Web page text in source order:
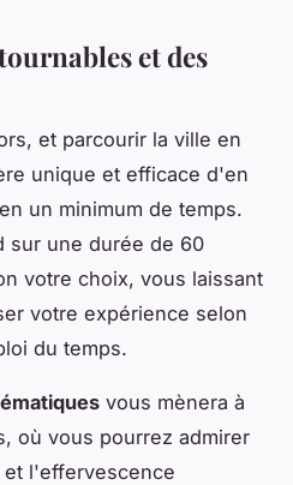
et des
et parcourir la ville en
unique et efficace d'en
un minimum de temps.
sur une durée de 60
votre choix, vous laissant
votre expérience selon
du temps.
vous mènera à
où vous pourrez admirer
et l'effervescence